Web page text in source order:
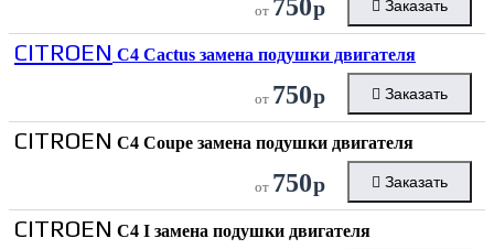
от 750р Заказать
CITROEN C4 Cactus замена подушки двигателя
от 750р Заказать
CITROEN C4 Coupe замена подушки двигателя
от 750р Заказать
CITROEN C4 I замена подушки двигателя